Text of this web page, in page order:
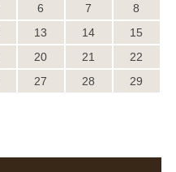
6 7
8
13 14
15
20 21
22
27 28
29